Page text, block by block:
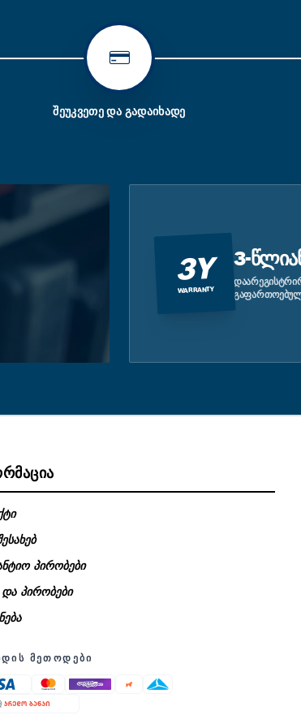
ᲨᲔᲣᲙᲕᲔᲗᲔ ᲓᲐ ᲒᲐᲓᲐᲘᲮᲐᲓᲔ
3Y
WARRANTY
3-
პირობები
და პირობები
ᲛᲔᲗᲝᲓᲔᲑᲘ